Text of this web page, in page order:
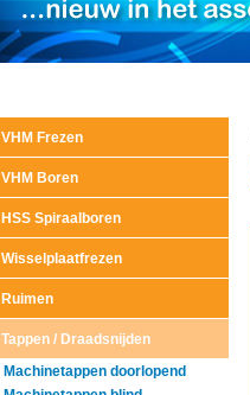
VHM Frezen
VHM Boren
HSS Spiraalboren
Wisselplaatfrezen
Ruimen
Tappen / Draadsnijden
Machinetappen doorlopend